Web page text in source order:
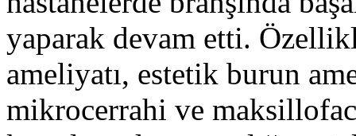
yaparak devam etti.
ameliyatı, estetik burun
mikrocerrahi ve